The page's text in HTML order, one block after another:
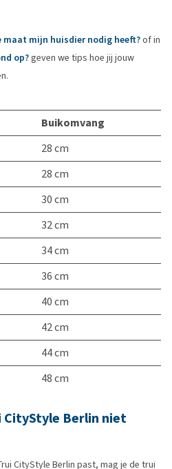
maat mijn huisdier nodig heeft?of in
op?geven we tips hoe jij jouw
Buikomvang
28 cm
28 cm
30 cm
32 cm
34 cm
36 cm
40 cm
42 cm
44 cm
48 cm
CityStyle Berlin niet
CityStyle Berlin past, mag je de trui